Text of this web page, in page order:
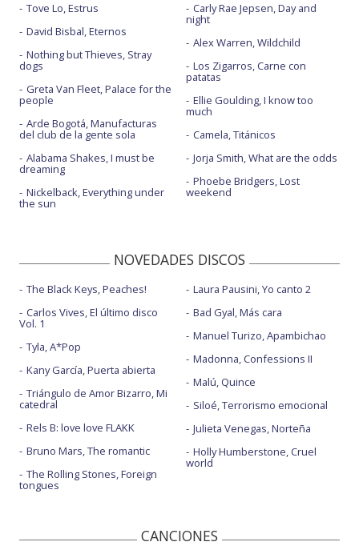
Tove Lo, Estrus
David Bisbal, Eternos
Nothing but Thieves, Stray
dogs
Greta Van Fleet, Palace for the
people
Arde Bogotá, Manufacturas
del club de la gente sola
Alabama Shakes, I must be
dreaming
Nickelback, Everything under
the sun
Carly Rae Jepsen, Day and
night
Alex Warren, Wildchild
Los Zigarros, Carne con
patatas
Ellie Goulding, I know too
much
Camela, Titánicos
Jorja Smith, What are the odds
Phoebe Bridgers, Lost
weekend
NOVEDADES DISCOS
The Black Keys, Peaches!
Carlos Vives, El último disco
Vol. 1
Tyla, A*Pop
Kany García, Puerta abierta
Triángulo de Amor Bizarro, Mi
catedral
Rels B: love love FLAKK
Bruno Mars, The romantic
The Rolling Stones, Foreign
tongues
Laura Pausini, Yo canto 2
Bad Gyal, Más cara
Manuel Turizo, Apambichao
Madonna, Confessions II
Malú, Quince
Siloé, Terrorismo emocional
Julieta Venegas, Norteña
Holly Humberstone, Cruel
world
CANCIONES